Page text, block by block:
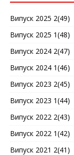
Випуск 2025 2(49)
Випуск 2025 1(48)
Випуск 2024 2(47)
Випуск 2024 1(46)
Випуск 2023 2(45)
Випуск 2023 1(44)
Випуск 2022 2(43)
Випуск 2022 1(42)
Випуск 2021 2(41)